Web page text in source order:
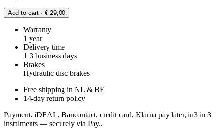
Add to cart · € 29,00
Warranty
1 year
Delivery time
1-3 business days
Brakes
Hydraulic disc brakes
Free shipping in NL & BE
14-day return policy
Payment: iDEAL, Bancontact, credit card, Klarna pay later, in3 in 3
instalments — securely via Pay..